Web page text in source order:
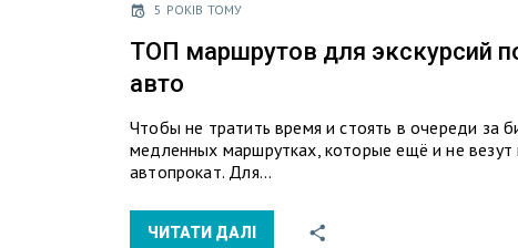
5 РОКІВ ТОМУ
ТОП маршрутов для экскурсий
авто
Чтобы не тратить время и стоять в очереди за
медленных маршрутках, которые ещё и не везут
автопрокат. Для…
ЧИТАТИ ДАЛІ